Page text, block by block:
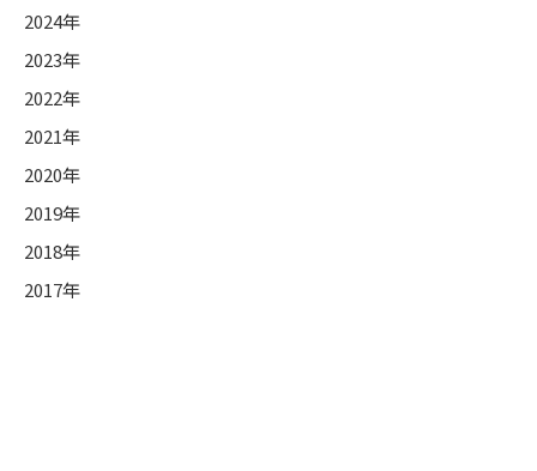
2024年
2023年
2022年
2021年
2020年
2019年
2018年
2017年